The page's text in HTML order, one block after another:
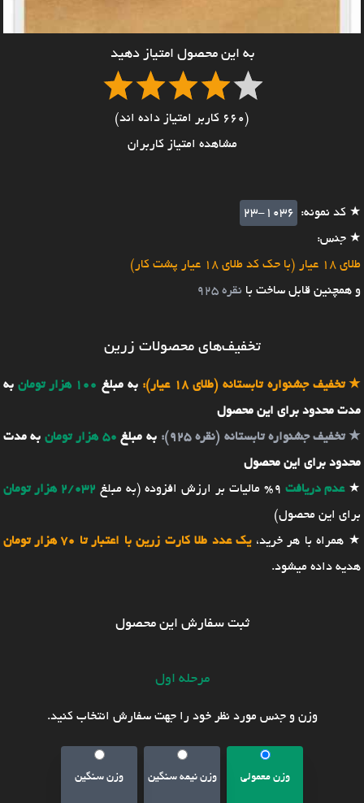
به این محصول امتیاز دهید
(660 کاربر امتیاز داده اند)
مشاهده امتیاز کاربران
★ کد نمونه:
23-1036
★ جنس:
طلای 18 عیار (با حک کد طلای 18 عیار پشت کار)
و همچنین قابل ساخت با نقره 925
تخفیف‌های محصولات زرین
★تخفیف جشنواره تابستانه (طلای 18 عیار): به مبلغ 100 هزار تومان
به
مدت محدود برای این محصول
★تخفیف جشنواره تابستانه (نقره 925): به مبلغ 50 هزار تومان
به مدت
محدود برای این محصول
★عدم دریافت 9% مالیات بر ارزش افزوده (به مبلغ
2/032 هزار تومان
برای این محصول)
★ همراه با هر خرید،یک عدد طلا کارت زرین با اعتبار تا 70 هزار تومان
هدیه داده میشود.
ثبت سفارش این محصول
مرحله اول
وزن و جنس مورد نظر خود را جهت سفارش انتخاب کنید.
وزن معمولی وزن نیمه سنگین وزن سنگین